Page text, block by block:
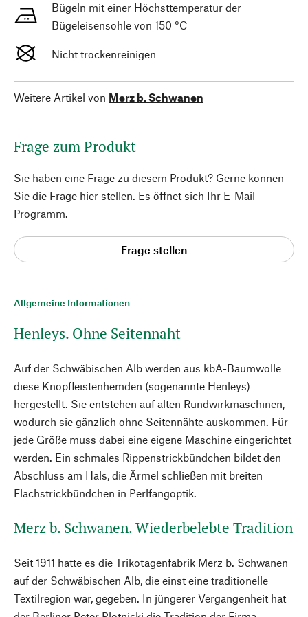
Allgemeine Informationen
Henleys. Ohne Seitennaht
Auf der Schwäbischen Alb werden aus kbA-Baumwolle
diese Knopfleistenhemden (sogenannte Henleys)
hergestellt. Sie entstehen auf alten Rundwirkmaschinen,
wodurch sie gänzlich ohne Seitennähte auskommen. Für
jede Größe muss dabei eine eigene Maschine eingerichtet
werden. Ein schmales Rippenstrickbündchen bildet den
Abschluss am Hals, die Ärmel schließen mit breiten
Flachstrickbündchen in Perlfangoptik.
Merz b. Schwanen. Wiederbelebte Tradition
Seit 1911 hatte es die Trikotagenfabrik Merz b. Schwanen
auf der Schwäbischen Alb, die einst eine traditionelle
Textilregion war, gegeben. In jüngerer Vergangenheit hat
Bügeln mit einer Höchsttemperatur der
Bügeleisensohle von 150 °C
Nicht trockenreinigen
Weitere Artikel von Merz b. Schwanen
Frage zum Produkt
Sie haben eine Frage zu diesem Produkt? Gerne können
Sie die Frage hier stellen. Es öffnet sich Ihr E-Mail-
Programm.
Frage stellen